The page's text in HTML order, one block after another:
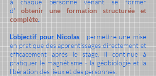
à chaque personne venant se former
d' obtenir une formation structurée et
complète.
L'objectif pour Nicolas : permettre une mise
en pratique des apprentissages directement et
efficacement après le stage. Il continue à
pratiquer le magnétisme - la géobiologie et la
libération des lieux et des personnes.